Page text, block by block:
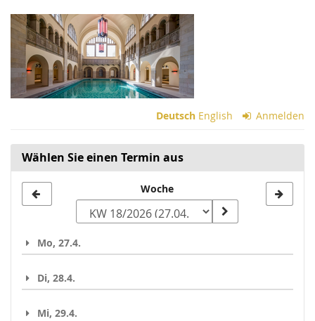
Zum
Haupt-
Inhalt
springen
Deutsch English Anmelden
Wählen Sie einen Termin aus
zur
auswählen
Woche
Mo, 27.4.
Di, 28.4.
Mi, 29.4.